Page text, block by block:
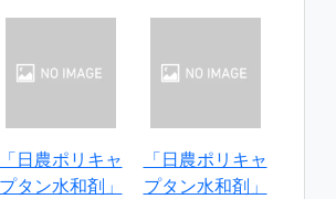
「日農ポリキャ
プタン水和剤」
「日農ポリキャ
プタン水和剤」